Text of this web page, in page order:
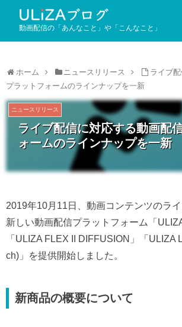
動画配信の「あんなこと」や「こんなこと」
ホーム ニュースリリース
ライブ
プラットフォームのラインナップを一新
ライブ配信に対応する動画配
ォームのラインナップを一新
ニュースリリース
2019年10月11日、動画コンテンツのラ
新しい動画配信プラットフォーム「
「ULIZA FLEX II DIFFUSION」「ULIZA
ch)」を提供開始しました。
新商品の概要について